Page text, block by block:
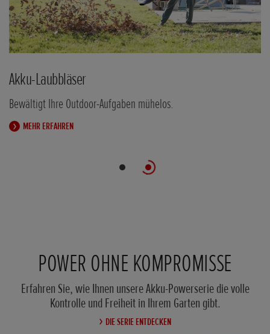
Akku-Laubbläser
Bewältigt Ihre Outdoor-Aufgaben mühelos.
MEHR ERFAHREN
POWER OHNE KOMPROMISSE
Erfahren Sie, wie Ihnen unsere Akku-Powerserie die volle
Kontrolle und Freiheit in Ihrem Garten gibt.
DIE SERIE ENTDECKEN